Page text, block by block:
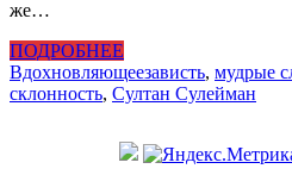
же…
ПОДРОБНЕЕ
Вдохновляющеезависть, мудрые
склонность, Султан Сулейман